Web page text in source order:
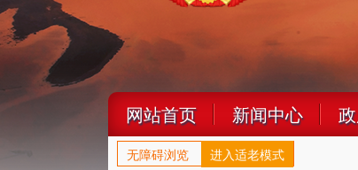
网站首页 新闻中心
无障碍浏览 进入适老模式